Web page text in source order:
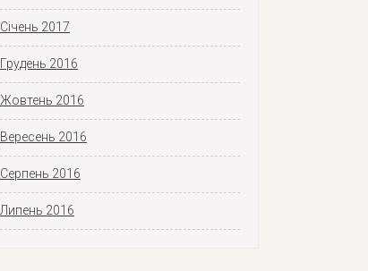
Січень 2017
Грудень 2016
Жовтень 2016
Вересень 2016
Серпень 2016
Липень 2016